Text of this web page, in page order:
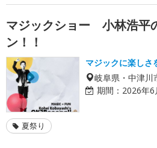
マジックショー 小林浩平
ン！！
マジックに楽しさ
岐阜県・中津川
期間： 2026年6
夏祭り